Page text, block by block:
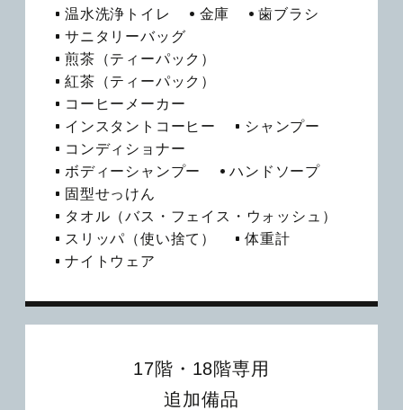
温水洗浄トイレ
金庫
歯ブラシ
サニタリーバッグ
煎茶（ティーパック）
紅茶（ティーパック）
コーヒーメーカー
インスタントコーヒー
シャンプー
コンディショナー
ボディーシャンプー
ハンドソープ
固型せっけん
タオル（バス・フェイス・ウォッシュ）
スリッパ（使い捨て）
体重計
ナイトウェア
17階・18階専用
追加備品